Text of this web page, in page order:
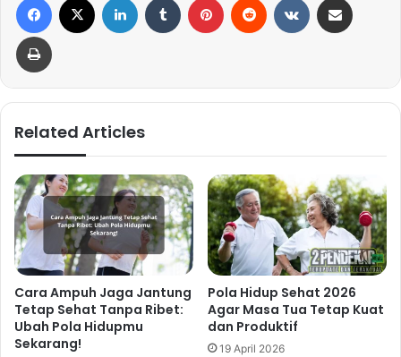
Related Articles
Cara Ampuh Jaga Jantung
Tetap Sehat Tanpa Ribet:
Ubah Pola Hidupmu
Sekarang!
Pola Hidup Sehat 2026
Agar Masa Tua Tetap Kuat
dan Produktif
19 April 2026